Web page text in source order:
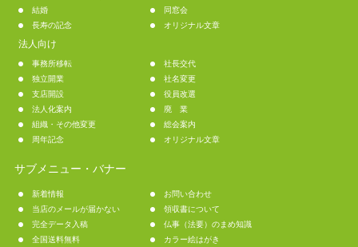
結婚
同窓会
長寿の記念
オリジナル文章
法人向け
事務所移転
社長交代
独立開業
社名変更
支店開設
役員改選
法人化案内
廃 業
組織・その他変更
総会案内
周年記念
オリジナル文章
サブメニュー・バナー
新着情報
お問い合わせ
当店のメールが届かない
領収書について
完全データ入稿
仏事（法要）のまめ知識
全国送料無料
カラー絵はがき